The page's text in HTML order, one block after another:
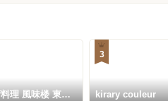
理 風味楼 東郷
3
kirary couleur